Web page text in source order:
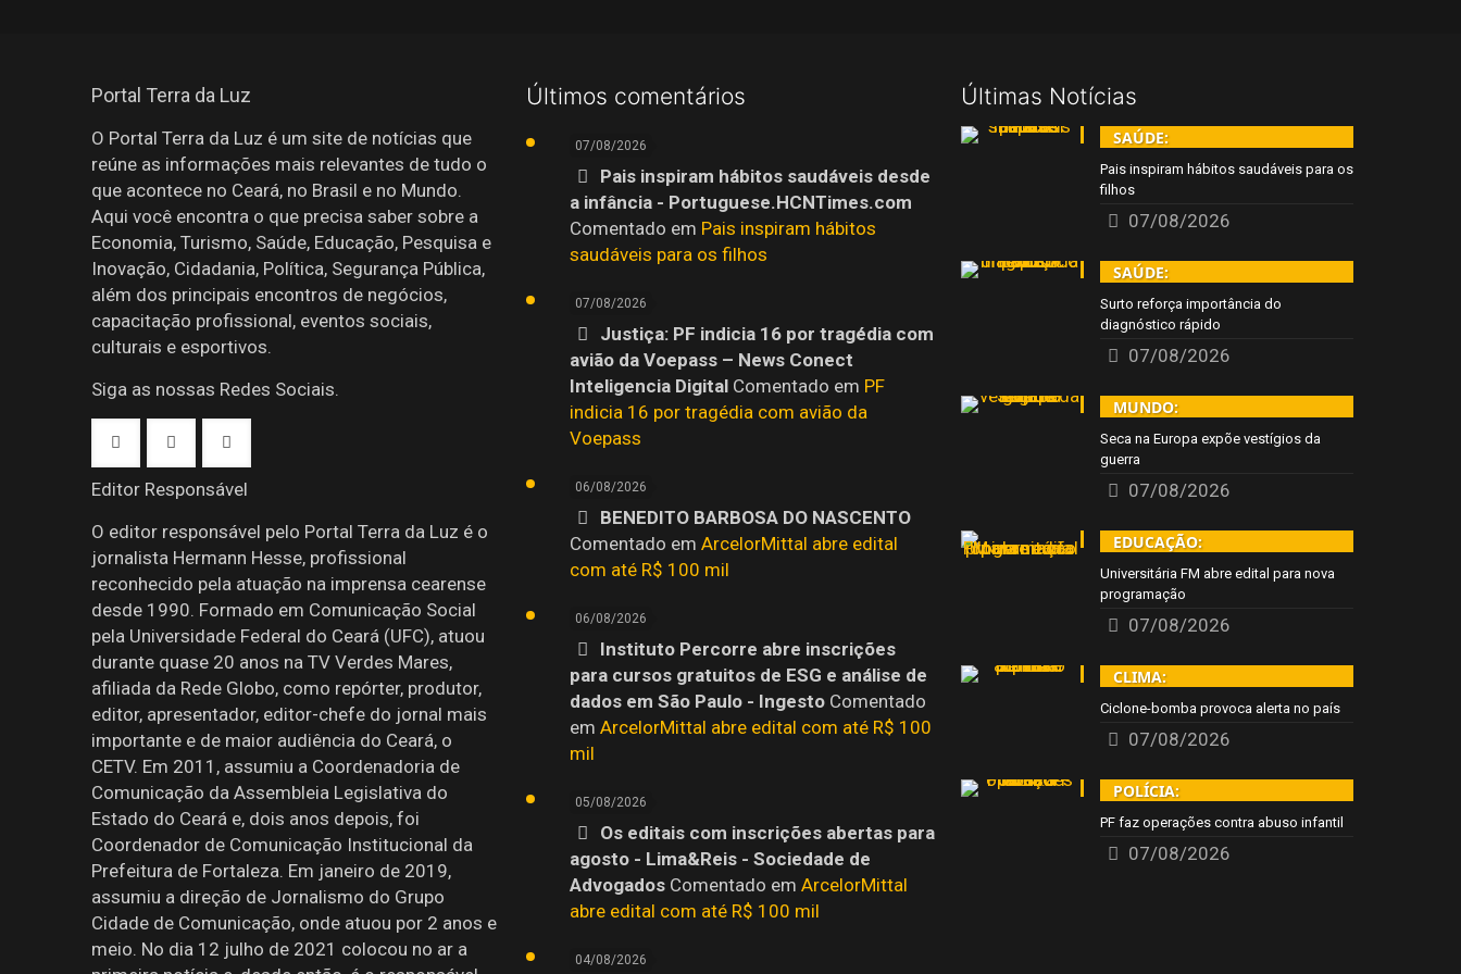
Portal Terra da Luz
O Portal Terra da Luz é um site de notícias que
reúne as informações mais relevantes de tudo o
que acontece no Ceará, no Brasil e no Mundo.
Aqui você encontra o que precisa saber sobre a
Economia, Turismo, Saúde, Educação, Pesquisa e
Inovação, Cidadania, Política, Segurança Pública,
além dos principais encontros de negócios,
capacitação profissional, eventos sociais,
culturais e esportivos.
Siga as nossas Redes Sociais.
Editor Responsável
O editor responsável pelo Portal Terra da Luz é o
jornalista Hermann Hesse, profissional
reconhecido pela atuação na imprensa cearense
desde 1990. Formado em Comunicação Social
pela Universidade Federal do Ceará (UFC), atuou
durante quase 20 anos na TV Verdes Mares,
afiliada da Rede Globo, como repórter, produtor,
editor, apresentador, editor-chefe do jornal mais
importante e de maior audiência do Ceará, o
CETV. Em 2011, assumiu a Coordenadoria de
Comunicação da Assembleia Legislativa do
Estado do Ceará e, dois anos depois, foi
Coordenador de Comunicação Institucional da
Prefeitura de Fortaleza. Em janeiro de 2019,
assumiu a direção de Jornalismo do Grupo
Cidade de Comunicação, onde atuou por 2 anos e
meio. No dia 12 julho de 2021 colocou no ar a
Últimos comentários
07/08/2026
Pais inspiram hábitos saudáveis desde
a infância - Portuguese.HCNTimes.com
Comentado em Pais inspiram hábitos
saudáveis para os filhos
07/08/2026
Justiça: PF indicia 16 por tragédia com
avião da Voepass – News Conect
Inteligencia DigitalComentado em PF
indicia 16 por tragédia com avião da
Voepass
06/08/2026
BENEDITO BARBOSA DO NASCENTO
Comentado em ArcelorMittal abre edital
com até R$ 100 mil
06/08/2026
Instituto Percorre abre inscrições
para cursos gratuitos de ESG e análise de
dados em São Paulo - IngestoComentado
em ArcelorMittal abre edital com até R$ 100
mil
05/08/2026
Os editais com inscrições abertas para
agosto - Lima&Reis - Sociedade de
AdvogadosComentado em ArcelorMittal
abre edital com até R$ 100 mil
04/08/2026
Últimas Notícias
SAÚDE:
Pais inspiram hábitos saudáveis para os
filhos
07/08/2026
SAÚDE:
Surto reforça importância do
diagnóstico rápido
07/08/2026
MUNDO:
Seca na Europa expõe vestígios da
guerra
07/08/2026
EDUCAÇÃO:
Universitária FM abre edital para nova
programação
07/08/2026
CLIMA:
Ciclone-bomba provoca alerta no país
07/08/2026
POLÍCIA:
PF faz operações contra abuso infantil
07/08/2026